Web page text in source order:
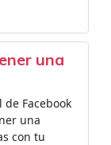
una
Facebook
una
con tu